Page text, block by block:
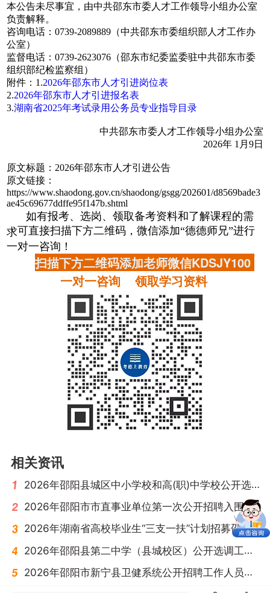
本公告未尽事宜，由中共邵东市委人才工作领导小组办公室
负责解释。
咨询电话：0739-2089889（中共邵东市委组织部人才工作办
公室）
监督电话：0739-2623076（邵东市纪委监委驻中共邵东市委
组织部纪检监察组）
附件：1.2026年邵东市人才引进岗位表
2.2026年邵东市人才引进报名表
3.湖南省2025年考试录用公务员专业指导目录
中共邵东市委人才工作领导小组办公室
2026年 1月9日
原文标题：2026年邵东市人才引进公告
原文链接：
https://www.shaodong.gov.cn/shaodong/gsgg/202601/d8569bade3
ae45c69677ddffe95f147b.shtml
如有报考、选岗、领取备考资料和了解课程的需
求可直接扫描下方二维码，微信添加“德德师兄”进行
一对一咨询！
扫描下方二维码添加老师微信KDSJY100
一对一咨询 领取学习资料
相关资讯
2026年邵阳县城区中小学校和高(职)中学校公开选调教师公告（90名）
2026年邵阳市市直事业单位第一次公开招聘入围面试人员名单及面试相关工作公告
2026年湖南省高校毕业生“三支一扶”计划招募邵阳考区入围体检人员名单公告
2026年邵阳县第二中学（县城校区）公开选调工作人员公告（14名）
2026年邵阳市新宁县卫健系统公开招聘工作人员公告（29名）